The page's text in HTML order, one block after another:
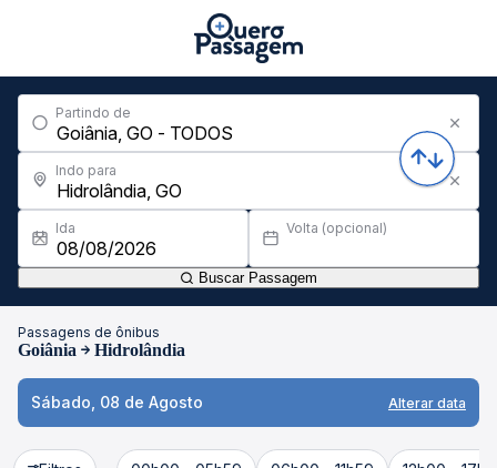
Partindo de
Indo para
Ida Volta (opcional)
Buscar Passagem
Passagens de ônibus
Goiânia Hidrolândia
Sábado, 08 de Agosto Alterar data